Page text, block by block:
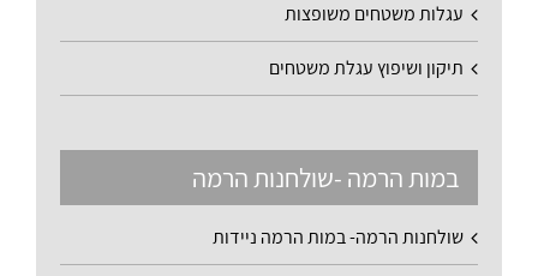
עגלות משטחים משופצות
תיקון ושיפוץ עגלת משטחים
במות הרמה -שולחנות הרמה
שולחנות הרמה- במות הרמה ניידות